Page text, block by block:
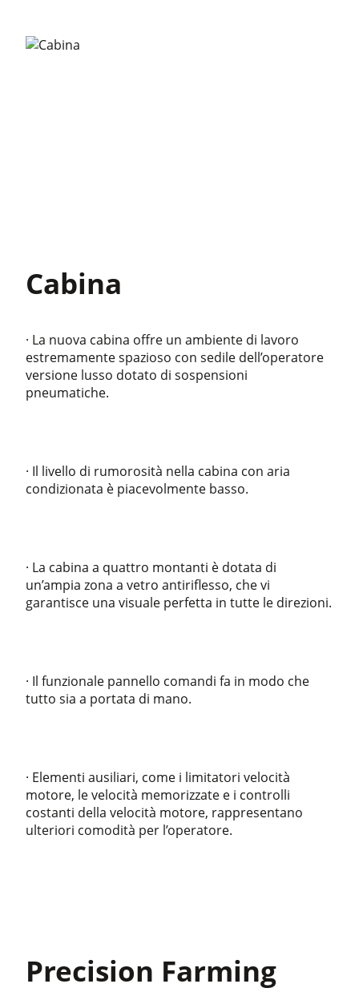
Cabina
· La nuova cabina offre un ambiente di lavoro
estremamente spazioso con sedile dell’operatore
versione lusso dotato di sospensioni
pneumatiche.
· Il livello di rumorosità nella cabina con aria
condizionata è piacevolmente basso.
· La cabina a quattro montanti è dotata di
un’ampia zona a vetro antiriflesso, che vi
garantisce una visuale perfetta in tutte le direzioni.
· Il funzionale pannello comandi fa in modo che
tutto sia a portata di mano.
· Elementi ausiliari, come i limitatori velocità
motore, le velocità memorizzate e i controlli
costanti della velocità motore, rappresentano
ulteriori comodità per l’operatore.
Precision Farming